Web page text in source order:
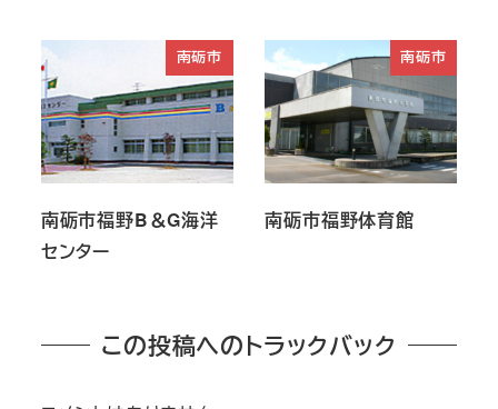
南砺市
南砺市福野B＆G海洋
センター
南砺市
南砺市福野体育館
この投稿へのトラックバック